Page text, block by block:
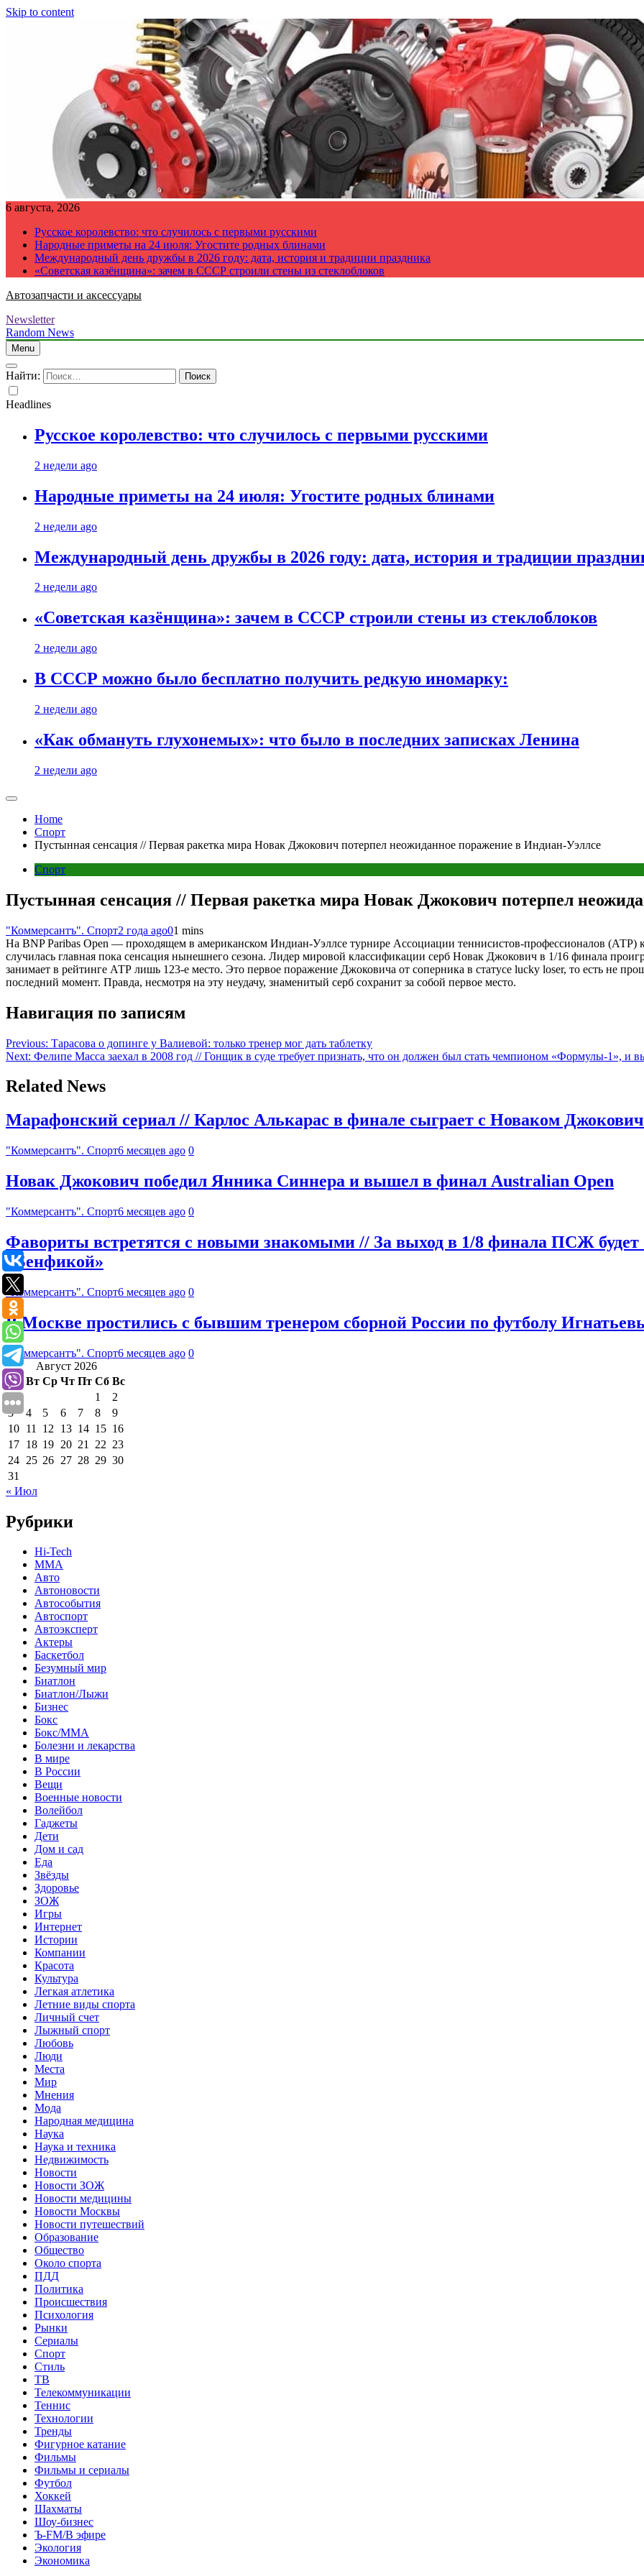
Skip to content
6 августа, 2026
Русское королевство: что случилось с первыми русскими
Народные приметы на 24 июля: Угостите родных блинами
Международный день дружбы в 2026 году: дата, история и традиции праздника
«Советская казёнщина»: зачем в СССР строили стены из стеклоблоков
Автозапчасти и аксессуары
Newsletter
Random News
Menu
Найти:
Headlines
Русское королевство: что случилось с первыми русскими
2 недели ago
Народные приметы на 24 июля: Угостите родных блинами
2 недели ago
Международный день дружбы в 2026 году: дата, история и традиции
2 недели ago
«Советская казёнщина»: зачем в СССР строили стены из стеклоблоков
2 недели ago
В СССР можно было бесплатно получить редкую иномарку:
2 недели ago
«Как обмануть глухонемых»: что было в последних записках Ленина
2 недели ago
Home
Спорт
Пустынная сенсация // Первая ракетка мира Новак Джокович потерпел неожиданное поражение в Индиан-Уэллсе
Спорт
Пустынная сенсация // Первая ракетка мира Новак Джокович потерпел
"Коммерсантъ". Спорт2 года ago01 mins
На BNP Paribas Open — проходящем в американском Индиан-Уэллсе турнире Ассоциации теннисистов-профессионалов
случилась главная пока сенсация нынешнего сезона. Лидер мировой классификации серб Новак Джокович в 1/16 финала
занимает в рейтинге АТР лишь 123-е место. Это первое поражение Джоковича от соперника в статусе lucky loser, то есть не
последний момент. Правда, несмотря на эту неудачу, знаменитый серб сохранит за собой первое место.
Навигация по записям
Previous: Тарасова о допинге у Валиевой: только тренер мог дать таблетку
Next: Фелипе Масса заехал в 2008 год // Гонщик в суде требует признать, что он должен был стать чемпионом «Формулы-1», и
Related News
Марафонский сериал // Карлос Алькарас в финале сыграет с Новаком
"Коммерсантъ". Спорт6 месяцев ago 0
Новак Джокович победил Янника Синнера и вышел в финал Australian Open
"Коммерсантъ". Спорт6 месяцев ago 0
Фавориты встретятся с новыми знакомыми // За выход в 1/8 финала ПСЖ будет
«Бенфикой»
"Коммерсантъ". Спорт6 месяцев ago 0
В Москве простились с бывшим тренером сборной России по футболу
"Коммерсантъ". Спорт6 месяцев ago 0
Август 2026
Пн Вт Ср Чт Пт Сб Вс
1
2
3
4 5 6 7 8
9
10 11 12 13 14 15 16
17 18 19 20 21 22 23
24 25 26 27 28 29 30
31
« Июл
Рубрики
Hi-Tech
MMA
Авто
Автоновости
Автособытия
Автоспорт
Автоэксперт
Актеры
Баскетбол
Безумный мир
Биатлон
Биатлон/Лыжи
Бизнес
Бокс
Бокс/MMA
Болезни и лекарства
В мире
В России
Вещи
Военные новости
Волейбол
Гаджеты
Дети
Дом и сад
Еда
Звёзды
Здоровье
ЗОЖ
Игры
Интернет
Истории
Компании
Красота
Культура
Легкая атлетика
Летние виды спорта
Личный счет
Лыжный спорт
Любовь
Люди
Места
Мир
Мнения
Мода
Народная медицина
Наука
Наука и техника
Недвижимость
Новости
Новости ЗОЖ
Новости медицины
Новости Москвы
Новости путешествий
Образование
Общество
Около спорта
ПДД
Политика
Происшествия
Психология
Рынки
Сериалы
Спорт
Стиль
ТВ
Телекоммуникации
Теннис
Технологии
Тренды
Фигурное катание
Фильмы
Фильмы и сериалы
Футбол
Хоккей
Шахматы
Шоу-бизнес
Ъ-FM/В эфире
Экология
Экономика